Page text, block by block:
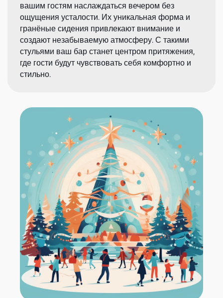
вашим гостям наслаждаться вечером без
ощущения усталости. Их уникальная форма и
гранёные сидения привлекают внимание и
создают незабываемую атмосферу. С такими
стульями ваш бар станет центром притяжения,
где гости будут чувствовать себя комфортно и
стильно.